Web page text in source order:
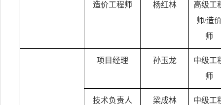
造价工程师 杨红林
高级工
师/造
师
项目经理 孙玉龙
中级工
师
技术负责人 梁成林
中级工